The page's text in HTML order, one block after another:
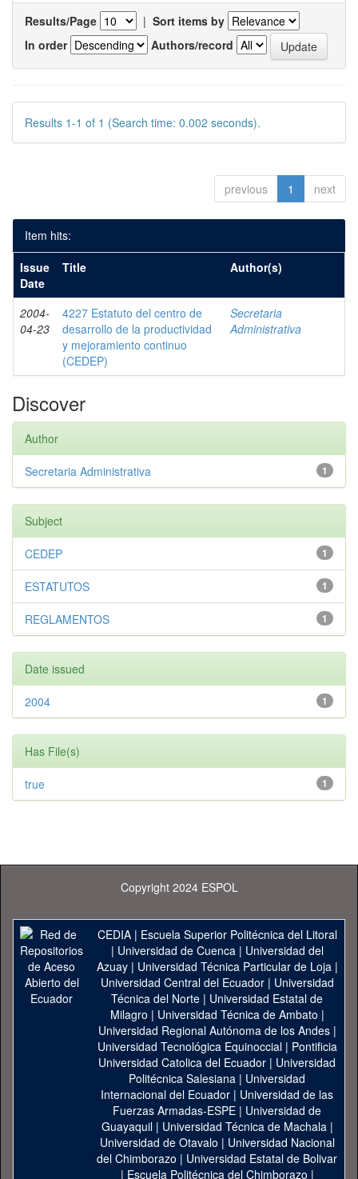
Results/Page | Sort items by
In order
Authors/record
Results 1-1 of 1 (Search time: 0.002 seconds).
previous 1 next
Item hits:
Issue
Date
Title Author(s)
2004-
04-23
4227 Estatuto del centro de
desarrollo de la productividad
y mejoramiento continuo
(CEDEP)
Secretaria
Administrativa
Discover
Author
1
Secretaria Administrativa
Subject
1
CEDEP
1
ESTATUTOS
1
REGLAMENTOS
Date issued
1
2004
Has File(s)
1
true
Copyright 2024 ESPOL
CEDIA| Escuela Superior Politécnica del Litoral
| Universidad de Cuenca| Universidad del
Azuay| Universidad Técnica Particular de Loja|
Universidad Central del Ecuador| Universidad
Técnica del Norte | Universidad Estatal de
Milagro | Universidad Técnica de Ambato |
Universidad Regional Autónoma de los Andes|
Universidad Tecnológica Equinoccial| Pontificia
Universidad Catolica del Ecuador | Universidad
Politécnica Salesiana | Universidad
Internacional del Ecuador | Universidad de las
Fuerzas Armadas-ESPE | Universidad de
Guayaquil| Universidad Técnica de Machala|
Universidad de Otavalo | Universidad Nacional
del Chimborazo | Universidad Estatal de Bolivar
| Escuela Politécnica del Chimborazo |